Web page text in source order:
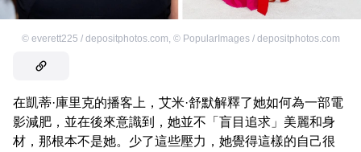
© everett225 / depositphotos.com © PopularImages / depositphotos.com
在凱蒂·庫里克的播客上，艾米·舒默解釋了她如何為一部電
影減肥，並在後來意識到，她並不「盲目追求」美麗和身
材，那根本不是她。少了這些壓力，她覺得這樣的自己很